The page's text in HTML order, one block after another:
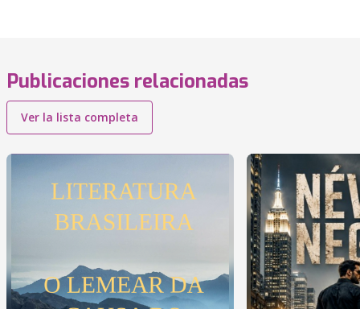
Publicaciones relacionadas
Ver la lista completa